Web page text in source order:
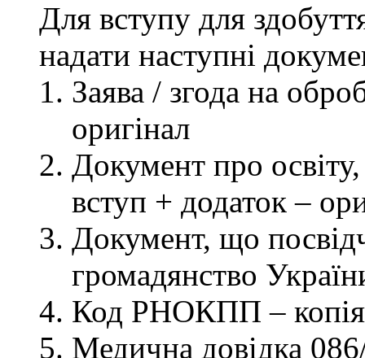
Для вступу для
надати наступні
Заява / згода на
оригінал
Документ про освіту,
вступ + додаток –
Документ, що
громадянство
Код РНОКПП – копія
Медична довідка